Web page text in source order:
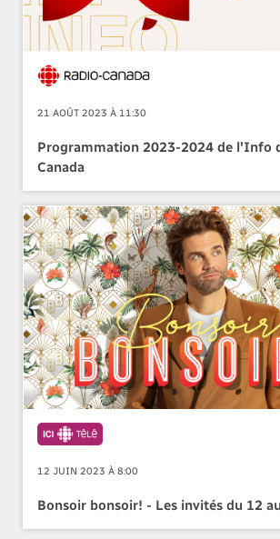
21 AOÛT 2023 À 11:30
Programmation 2023-2024 de l'Info
Canada
12 JUIN 2023 À 8:00
Bonsoir bonsoir! - Les invités du 12